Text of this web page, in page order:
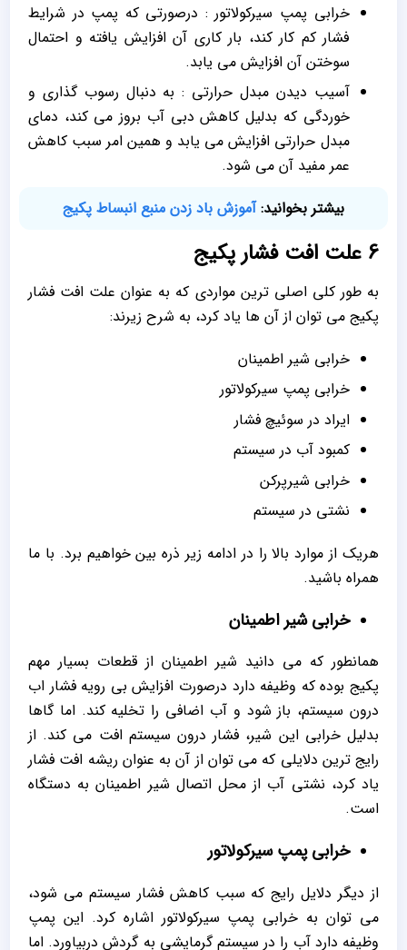
خرابی پمپ سیرکولاتور : درصورتی که پمپ در شرایط
فشار کم کار کند، بار کاری آن افزایش یافته و احتمال
سوختن آن افزایش می یابد.
آسیب دیدن مبدل حرارتی : به دنبال رسوب گذاری و
خوردگی که بدلیل کاهش دبی آب بروز می کند، دمای
مبدل حرارتی افزایش می یابد و همین امر سبب کاهش
عمر مفید آن می شود.
بیشتر بخوانید:آموزش باد زدن منبع انبساط پکیج
6 علت افت فشار پکیج
به طور کلی اصلی ترین مواردی که به عنوان علت افت فشار
پکیج می توان از آن ها یاد کرد، به شرح زیرند:
خرابی شیر اطمینان
خرابی پمپ سیرکولاتور
ایراد در سوئیچ فشار
کمبود آب در سیستم
خرابی شیرپرکن
نشتی در سیستم
هریک از موارد بالا را در ادامه زیر ذره بین خواهیم برد. با ما
همراه باشید.
خرابی شیر اطمینان
همانطور که می دانید شیر اطمینان از قطعات بسیار مهم
پکیج بوده که وظیفه دارد درصورت افزایش بی رویه فشار اب
درون سیستم، باز شود و آب اضافی را تخلیه کند. اما گاها
بدلیل خرابی این شیر، فشار درون سیستم افت می کند. از
رایج ترین دلایلی که می توان از آن به عنوان ریشه افت فشار
یاد کرد، نشتی آب از محل اتصال شیر اطمینان به دستگاه
است.
خرابی پمپ سیرکولاتور
از دیگر دلایل رایج که سبب کاهش فشار سیستم می شود،
می توان به خرابی پمپ سیرکولاتور اشاره کرد. این پمپ
وظیفه دارد آب را در سیستم گرمایشی به گردش دربیاورد. اما